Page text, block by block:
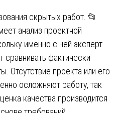
скрытых работ. 📂
анализ проектной
именно с ней эксперт
сравнивать фактически
Отсутствие проекта или его
осложняют работу, так
качества производится